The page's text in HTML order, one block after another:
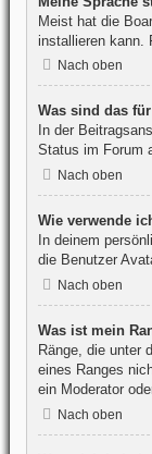
Meist hat die
installieren kann.
Nach oben
Was sind das
In der
Status im Forum
Nach oben
Wie verwende
In deinem
die Benutzer
Nach oben
Was ist mein
Ränge, die unter
eines Ranges
ein Moderator
Nach oben